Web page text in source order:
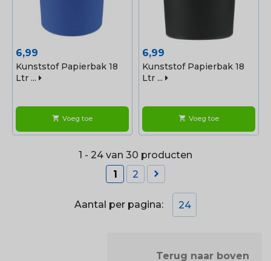
Prijs
6,99
Kunststof Papierbak 18
Ltr ...
shopping_cart Voeg toe
Prijs
6,99
Kunststof Papierbak 18
Ltr ...
shopping_cart Voeg toe
1 - 24 van 30 producten
1
2 
Aantal per pagina: 24